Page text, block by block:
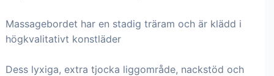
Massagebordet har en stadig träram och är klädd i
högkvalitativt konstläder
Dess lyxiga, extra tjocka liggområde, nackstöd och